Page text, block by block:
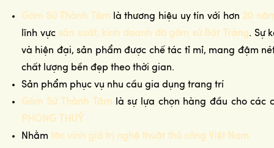
Gốm Sứ Thành Tâm là thương hiệu uy tín với hơn 20
lĩnh vực sản xuất, kinh doanh đồ gốm sứ Bát Tràng. Sự
và hiện đại, sản phẩm được chế tác tỉ mỉ, mang đậm
chất lượng bền đẹp theo thời gian.
Sản phẩm phục vụ nhu cầu gia dụng trang trí
Gốm Sứ Thành Tâm là sự lựa chọn hàng đầu cho các
PHONG THUỶ
Nhằm tôn vinh giá trị nghệ thuật thủ công Việt Nam